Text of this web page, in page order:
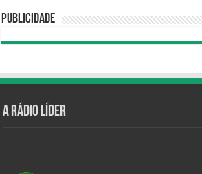
Publicidade
A Rádio Líder